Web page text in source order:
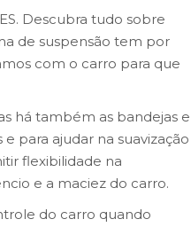
Descubra tudo sobre
de suspensão tem por
com o carro para que
há também as bandejas e
para ajudar na suavização
flexibilidade na
e a maciez do carro.
do carro quando